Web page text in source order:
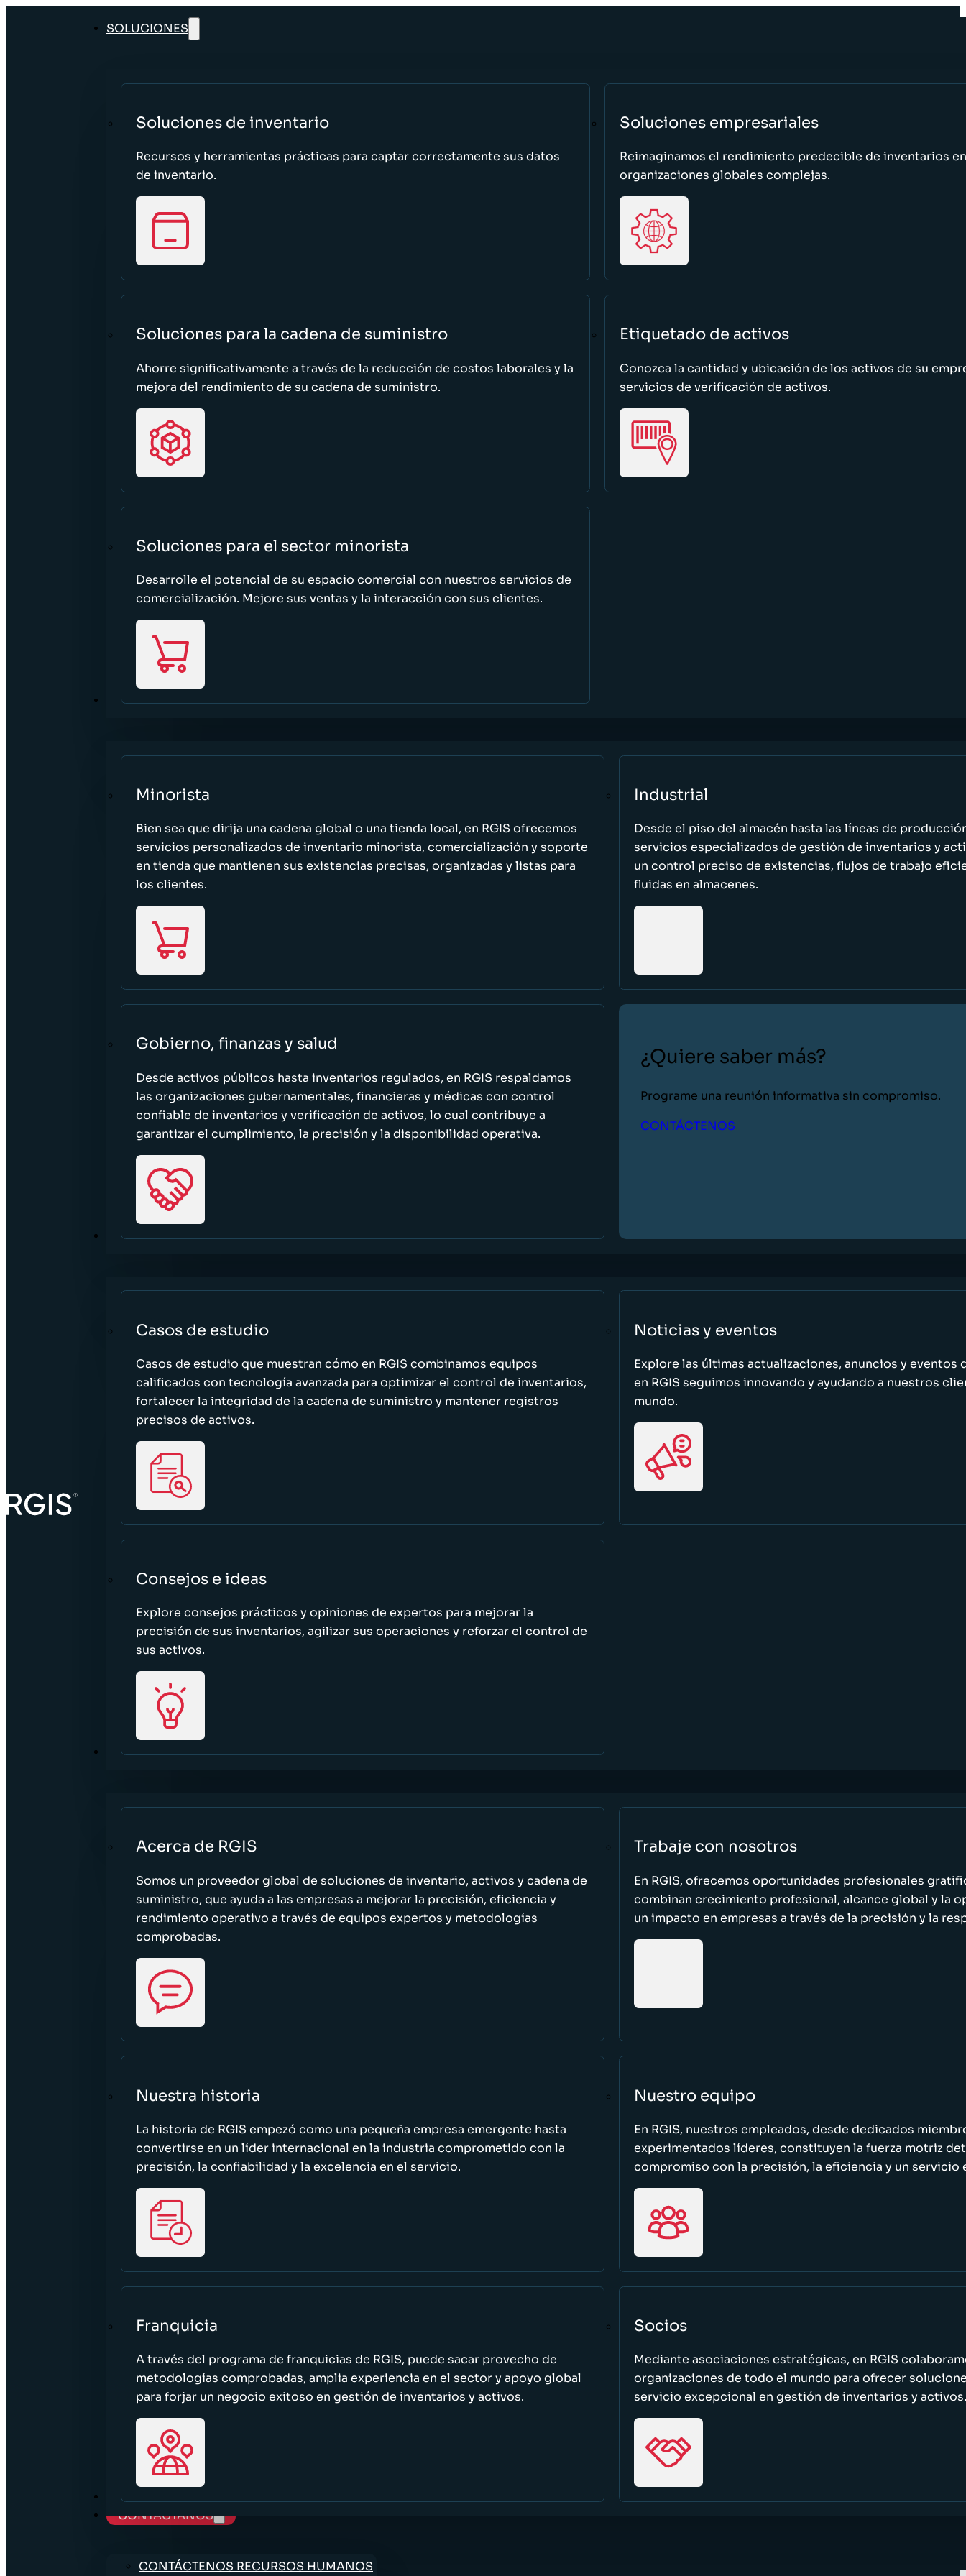
SOLUCIONES
Soluciones de inventario
Recursos y herramientas prácticas para captar correctamente sus datos
de inventario.
Soluciones empresariales
Reimaginamos el rendimiento predecible de inventarios en
organizaciones globales complejas.
Soluciones para la cadena de suministro
Ahorre significativamente a través de la reducción de costos laborales y la
mejora del rendimiento de su cadena de suministro.
Etiquetado de activos
Conozca la cantidad y ubicación de los activos de su
servicios de verificación de activos.
Soluciones para el sector minorista
Desarrolle el potencial de su espacio comercial con nuestros servicios de
comercialización. Mejore sus ventas y la interacción con sus clientes.
SECTORES
Minorista
Bien sea que dirija una cadena global o una tienda local, en RGIS ofrecemos
servicios personalizados de inventario minorista, comercialización y soporte
en tienda que mantienen sus existencias precisas, organizadas y listas para
los clientes.
Industrial
Desde el piso del almacén hasta las líneas de
servicios especializados de gestión de inventarios y
un control preciso de existencias, flujos de trabajo
fluidas en almacenes.
Gobierno, finanzas y salud
Desde activos públicos hasta inventarios regulados, en RGIS respaldamos
las organizaciones gubernamentales, financieras y médicas con control
confiable de inventarios y verificación de activos, lo cual contribuye a
garantizar el cumplimiento, la precisión y la disponibilidad operativa.
¿Quiere saber más?
Programe una reunión informativa sin compromiso.
CONTÁCTENOS
RECURSOS
Casos de estudio
Casos de estudio que muestran cómo en RGIS combinamos equipos
calificados con tecnología avanzada para optimizar el control de inventarios,
fortalecer la integridad de la cadena de suministro y mantener registros
precisos de activos.
Noticias y eventos
Explore las últimas actualizaciones, anuncios y eventos
en RGIS seguimos innovando y ayudando a nuestros
mundo.
Consejos e ideas
Explore consejos prácticos y opiniones de expertos para mejorar la
precisión de sus inventarios, agilizar sus operaciones y reforzar el control de
sus activos.
ACERCA DE
Acerca de RGIS
Somos un proveedor global de soluciones de inventario, activos y cadena de
suministro, que ayuda a las empresas a mejorar la precisión, eficiencia y
rendimiento operativo a través de equipos expertos y metodologías
comprobadas.
Trabaje con nosotros
En RGIS, ofrecemos oportunidades profesionales
combinan crecimiento profesional, alcance global y la
un impacto en empresas a través de la precisión y la
Nuestra historia
La historia de RGIS empezó como una pequeña empresa emergente hasta
convertirse en un líder internacional en la industria comprometido con la
precisión, la confiabilidad y la excelencia en el servicio.
Nuestro equipo
En RGIS, nuestros empleados, desde dedicados
experimentados líderes, constituyen la fuerza motriz
compromiso con la precisión, la eficiencia y un servicio
Franquicia
A través del programa de franquicias de RGIS, puede sacar provecho de
metodologías comprobadas, amplia experiencia en el sector y apoyo global
para forjar un negocio exitoso en gestión de inventarios y activos.
Socios
Mediante asociaciones estratégicas, en RGIS
organizaciones de todo el mundo para ofrecer
servicio excepcional en gestión de inventarios y activos.
TRABAJE CON NOSOTROS
CONTÁCTANOS
CONTÁCTENOS RECURSOS HUMANOS